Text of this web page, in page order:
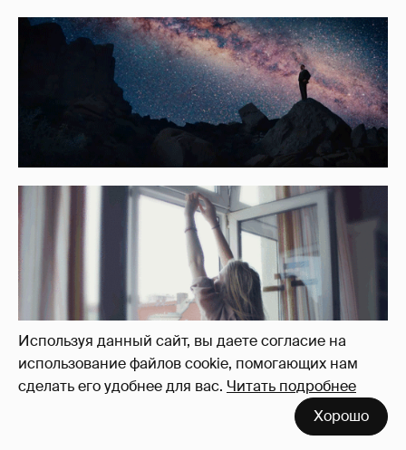
Используя данный сайт, вы даете согласие на
использование файлов cookie, помогающих нам
сделать его удобнее для вас. Читать подробнее
Хорошо